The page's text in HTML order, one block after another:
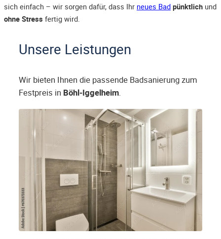
sich einfach – wir sorgen dafür, dass Ihr neues Bad pünktlich und
ohne Stress fertig wird.
Unsere Leistungen
Wir bieten Ihnen die passende Badsanierung zum
Festpreis in Böhl-Iggelheim.